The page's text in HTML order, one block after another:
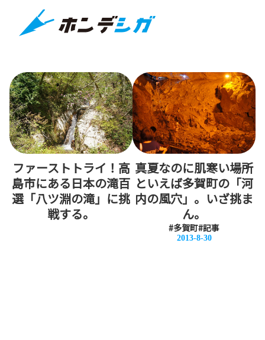
ファーストトライ！高
島市にある日本の滝百
選「八ツ淵の滝」に挑
戦する。
真夏なのに肌寒い場所
といえば多賀町の「河
内の風穴」。いざ挑ま
ん。
#多賀町#記事
2013-8-30